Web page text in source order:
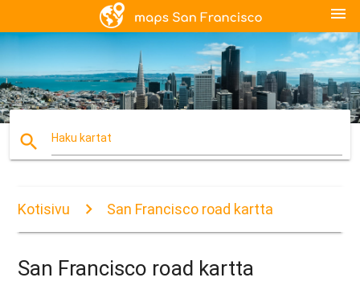
menu
search Haku kartat
Kotisivu San Francisco road kartta
San Francisco road kartta